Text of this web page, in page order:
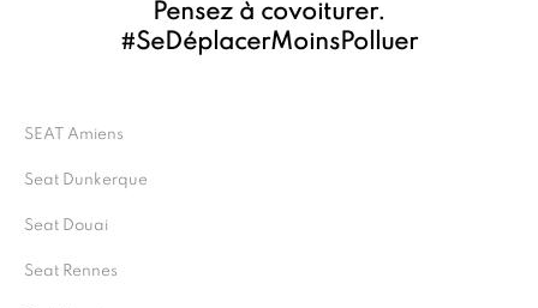
Pensez à covoiturer.
#SeDéplacerMoinsPolluer
SEAT Amiens
Seat Dunkerque
Seat Douai
Seat Rennes